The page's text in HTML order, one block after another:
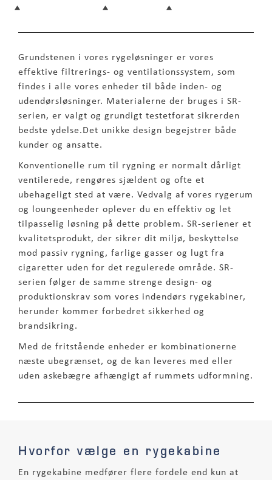
Grundstenen i vores rygeløsninger er vores
effektive filtrerings- og ventilationssystem, som
findes i alle vores enheder til både inden- og
udendørsløsninger. Materialerne der bruges i SR-
serien, er valgt og grundigt testetforat sikrerden
bedste ydelse.Det unikke design begejstrer både
kunder og ansatte.
Konventionelle rum til rygning er normalt dårligt
ventilerede, rengøres sjældent og ofte et
ubehageligt sted at være. Vedvalg af vores rygerum
og loungeenheder oplever du en effektiv og let
tilpasselig løsning på dette problem. SR-seriener et
kvalitetsprodukt, der sikrer dit miljø, beskyttelse
mod passiv rygning, farlige gasser og lugt fra
cigaretter uden for det regulerede område. SR-
serien følger de samme strenge design- og
produktionskrav som vores indendørs rygekabiner,
herunder kommer forbedret sikkerhed og
brandsikring.
Med de fritstående enheder er kombinationerne
næste ubegrænset, og de kan leveres med eller
uden askebægre afhængigt af rummets udformning.
Hvorfor vælge en rygekabine
En rygekabine medfører flere fordele end kun at